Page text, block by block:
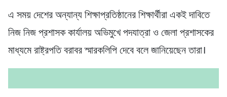
এ সময় দেশের অন্যান্য শিক্ষাপ্রতিষ্ঠানের শিক্ষার্থীরা একই দাবিতে
নিজ নিজ প্রশাসক কার্যালয় অভিমুখে পদযাত্রা ও জেলা প্রশাসকের
মাধ্যমে রাষ্ট্রপতি বরাবর স্মারকলিপি দেবে বলে জানিয়েছেন তারা।